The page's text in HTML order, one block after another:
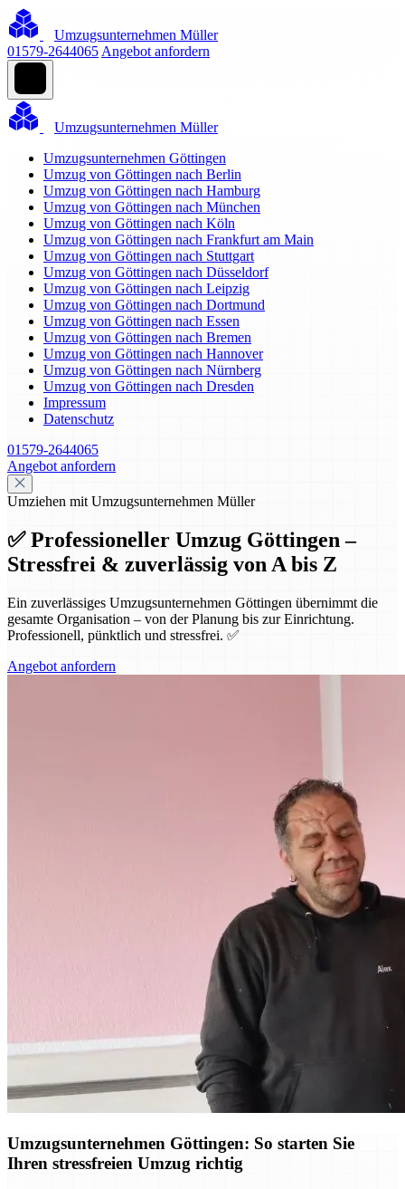
Umzugsunternehmen Müller
01579-2644065 Angebot anfordern
Umzugsunternehmen Müller
Umzugsunternehmen Göttingen
Umzug von Göttingen nach Berlin
Umzug von Göttingen nach Hamburg
Umzug von Göttingen nach München
Umzug von Göttingen nach Köln
Umzug von Göttingen nach Frankfurt am Main
Umzug von Göttingen nach Stuttgart
Umzug von Göttingen nach Düsseldorf
Umzug von Göttingen nach Leipzig
Umzug von Göttingen nach Dortmund
Umzug von Göttingen nach Essen
Umzug von Göttingen nach Bremen
Umzug von Göttingen nach Hannover
Umzug von Göttingen nach Nürnberg
Umzug von Göttingen nach Dresden
Impressum
Datenschutz
01579-2644065
Angebot anfordern
Umziehen mit Umzugsunternehmen Müller
✅ Professioneller Umzug Göttingen –
Stressfrei & zuverlässig von A bis Z
Ein zuverlässiges Umzugsunternehmen Göttingen übernimmt die
gesamte Organisation – von der Planung bis zur Einrichtung.
Professionell, pünktlich und stressfrei. ✅
Angebot anfordern
Umzugsunternehmen Göttingen: So starten Sie
Ihren stressfreien Umzug richtig